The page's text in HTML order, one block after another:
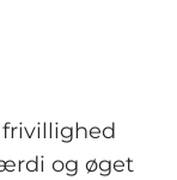
og øget